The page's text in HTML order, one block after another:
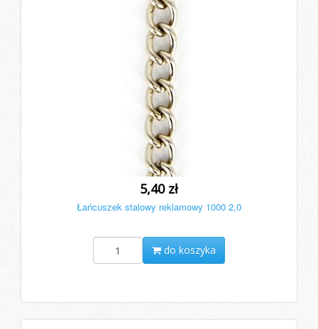
5,40 zł
Łańcuszek stalowy reklamowy 1000 2,0
do koszyka